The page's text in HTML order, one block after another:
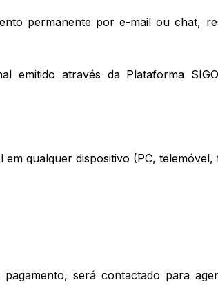
permanente por e-mail ou chat,
emitido através da Plataforma
qualquer dispositivo (PC, telemóvel,
será contactado para